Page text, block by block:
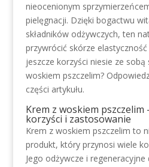
nieocenionym
pielęgnacji. Dzięki bogactwu
składników odżywczych, ten
przywrócić skórze
jeszcze korzyści niesie ze
woskiem pszczelim?
części artykułu.
Krem z woskiem pszczelim
korzyści i zastosowanie
Krem z woskiem pszczelim to
produkt, który przynosi wiele
Jego odżywcze i regeneracyjne